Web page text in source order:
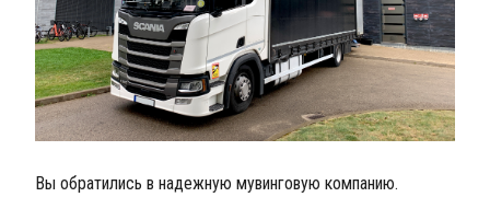
Вы обратились в надежную мувинговую компанию.